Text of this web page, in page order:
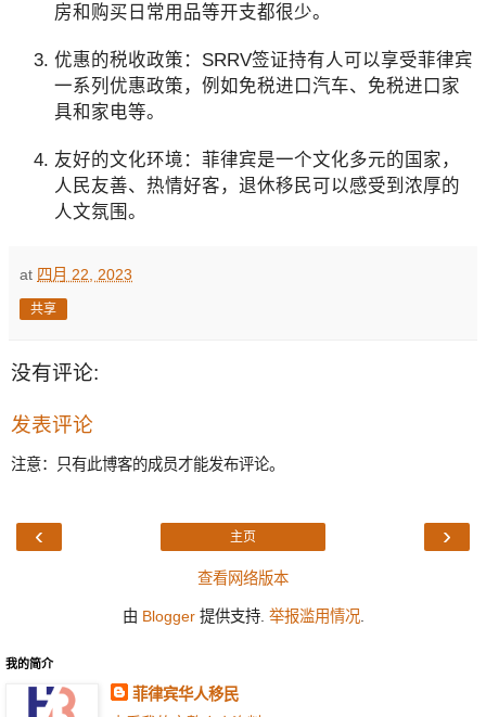
房和购买日常用品等开支都很少。
优惠的税收政策：SRRV签证持有人可以享受菲律宾
一系列优惠政策，例如免税进口汽车、免税进口家
具和家电等。
友好的文化环境：菲律宾是一个文化多元的国家，
人民友善、热情好客，退休移民可以感受到浓厚的
人文氛围。
at 四月 22, 2023
共享
没有评论:
发表评论
注意：只有此博客的成员才能发布评论。
‹ ›
主页
查看网络版本
由 Blogger提供支持. 举报滥用情况.
我的简介
菲律宾华人移民